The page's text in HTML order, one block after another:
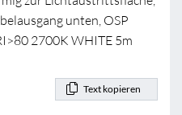
unten, OSP
2700K WHITE 5m
Text kopieren